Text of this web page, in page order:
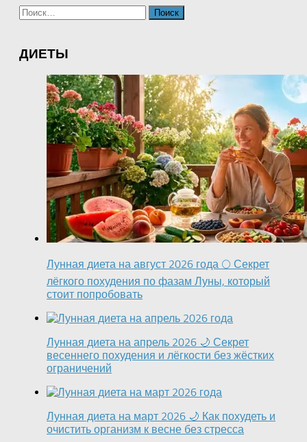
Найти:
ДИЕТЫ
Лунная диета на август 2026 года 🌕 Секрет
лёгкого похудения по фазам Луны, который
стоит попробовать
Лунная диета на апрель 2026 🌙 Секрет
весеннего похудения и лёгкости без жёстких
ограничений
Лунная диета на март 2026 🌙 Как похудеть и
очистить организм к весне без стресса